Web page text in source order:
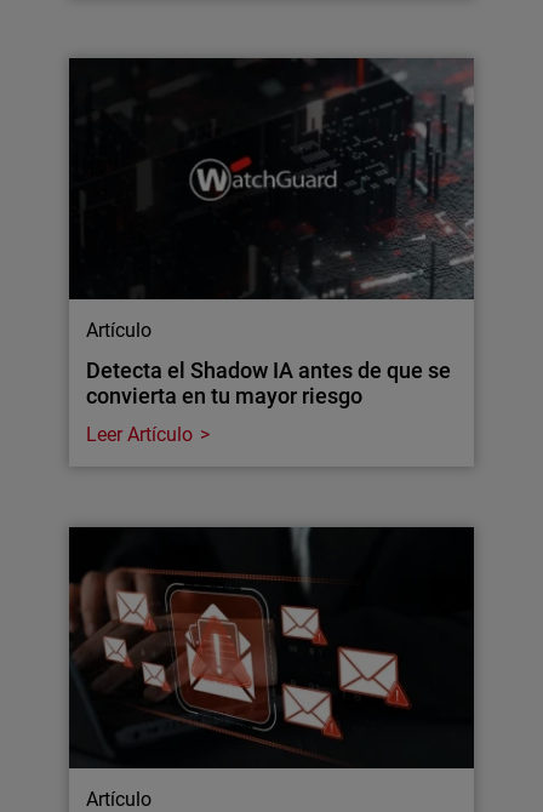
Artículo
Detecta el Shadow IA antes de que se
convierta en tu mayor riesgo
Leer Artículo
Artículo